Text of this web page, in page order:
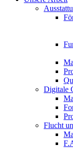
Digitale
Flucht